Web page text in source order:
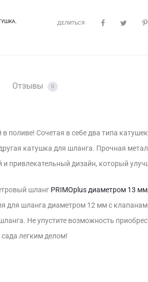
,
ДЕЛИТЬСЯ
Отзывы 0
Сочетая в себе два типа
катушка для шланга. Прочная
привлекательный дизайн, который
шланг PRIMOplus диаметром 13 мм,
для шланга диаметром 12 мм с
Не упустите возможность
легким делом!